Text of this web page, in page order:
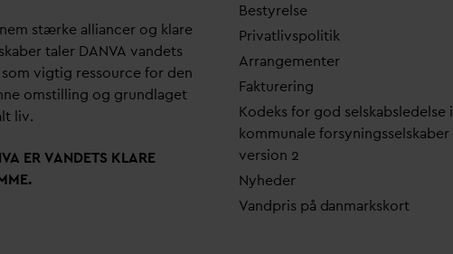
stærke alliancer og klare
taler DANVA vandets
som vigtig ressource for den
omstilling og grundlaget
liv.
VA ERVANDETS KLARE
Bestyrelse
Privatlivspolitik
Arrangementer
Fakturering
Kodeks for god selskabsledelse i
kommunale forsyningsselskaber
version 2
Nyheder
Vandpris på danmarkskort